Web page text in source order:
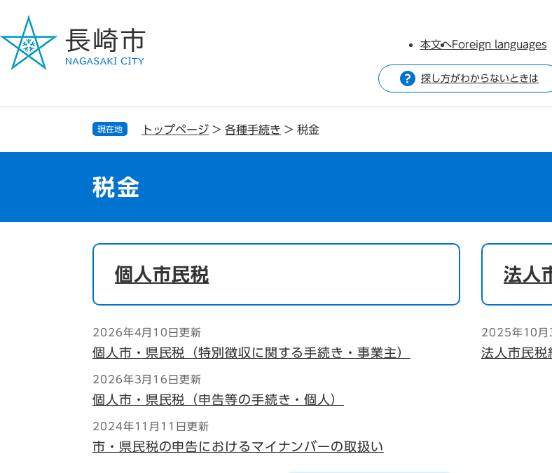
ジ
で
ュ
ば
本文へForeign languages
探し方がわからないときは
現在地 トップページ > 各種手続き > 税金
税金
本
個人市民税
2026年4月10日更新
個人市・県民税（特別徴収に関する手続き・事業主）
2026年3月16日更新
個人市・県民税（申告等の手続き・個人）
2024年11月11日更新
市・県民税の申告におけるマイナンバーの取扱い
法人
2025年10月
法人市民税